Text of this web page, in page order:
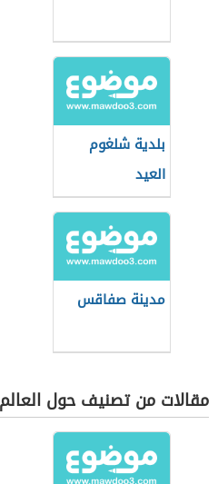
بلدية شلغوم
العيد
مدينة صفاقس
مقالات من تصنيف حول العالم